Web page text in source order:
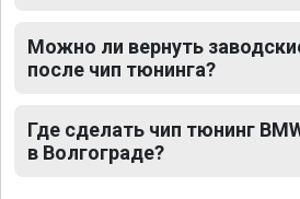
Можно ли вернуть
после чип тюнинга?
Где сделать чип тюнинг
в Волгограде?